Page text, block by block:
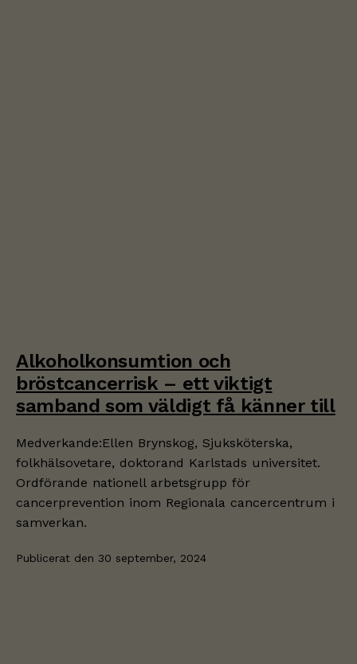
Alkoholkonsumtion och
bröstcancerrisk – ett viktigt
samband som väldigt få känner till
Medverkande:Ellen Brynskog, Sjuksköterska,
folkhälsovetare, doktorand Karlstads universitet.
Ordförande nationell arbetsgrupp för
cancerprevention inom Regionala cancercentrum i
samverkan.
Publicerat den 30 september, 2024